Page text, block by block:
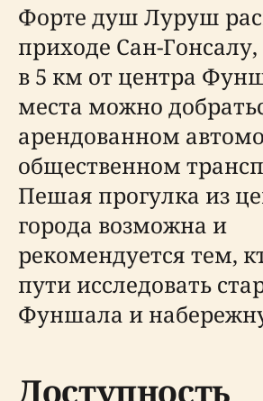
Форте душ Луруш
приходе Сан-
в 5 км от центра
места можно
арендованном
общественном
Пешая прогулка из
города возможна и
рекомендуется тем,
пути исследовать
Фуншала и
Доступность